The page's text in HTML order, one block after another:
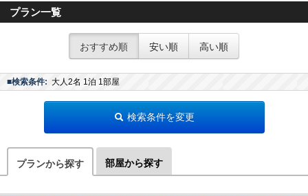
プラン一覧
おすすめ順 安い順 高い順
■検索条件: 大人2名 1泊 1部屋
検索条件を変更
プランから探す 部屋から探す